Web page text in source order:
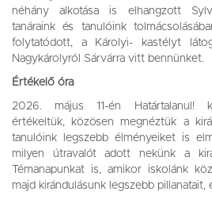
néhány alkotása is elhangzott
tanáraink és tanulóink
folytatódott, a Károlyi- kastélyt
Nagykárolyról Sárvárra vitt bennünket.
Értékelő óra
2026. május 11-én Határtalanul!
értékeltük, közösen megnéztük a
tanulóink legszebb élményeiket is
milyen útravalót adott nekünk a
Témanapunkat is, amikor iskolánk
majd kirándulásunk legszebb pillanatait,